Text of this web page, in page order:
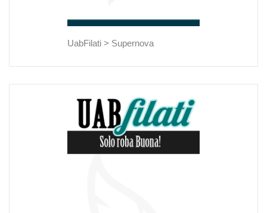
UabFilati > Supernova